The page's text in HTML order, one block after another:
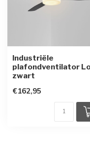
Industriële
plafondventilator
zwart
€162,95